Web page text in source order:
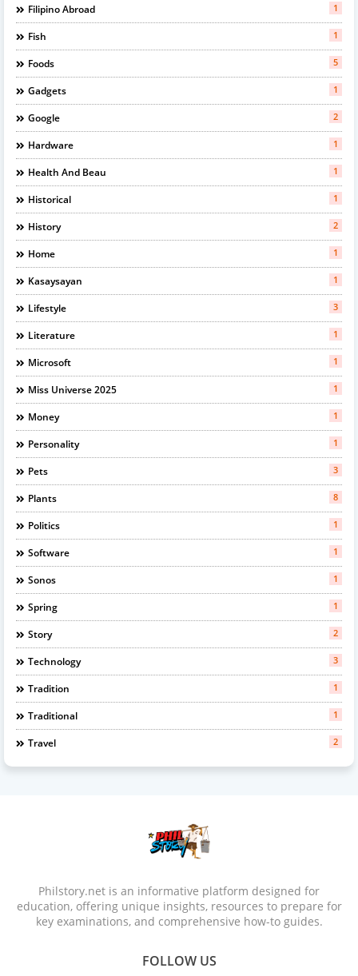
Filipino Abroad 1
Fish 1
Foods 5
Gadgets 1
Google 2
Hardware 1
Health And Beau 1
Historical 1
History 2
Home 1
Kasaysayan 1
Lifestyle 3
Literature 1
Microsoft 1
Miss Universe 2025 1
Money 1
Personality 1
Pets 3
Plants 8
Politics 1
Software 1
Sonos 1
Spring 1
Story 2
Technology 3
Tradition 1
Traditional 1
Travel 2
Philstory.net is an informative platform designed for
education, offering unique insights, resources to prepare for
key examinations, and comprehensive how-to guides.
FOLLOW US